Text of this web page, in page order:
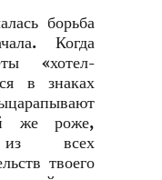
борьба
Когда
«хотел-
в знаках
же роже,
всех
твоего